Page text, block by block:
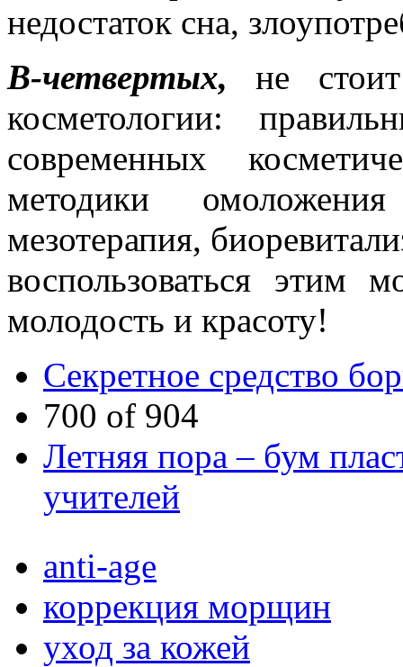
недостаток сна,
В-четвертых, не стоит
косметологии:
современных
методики
мезотерапия,
воспользоваться
молодость и красоту!
Секретное средство
700 of 904
Летняя пора – бум
учителей
anti-age
коррекция морщин
уход за кожей